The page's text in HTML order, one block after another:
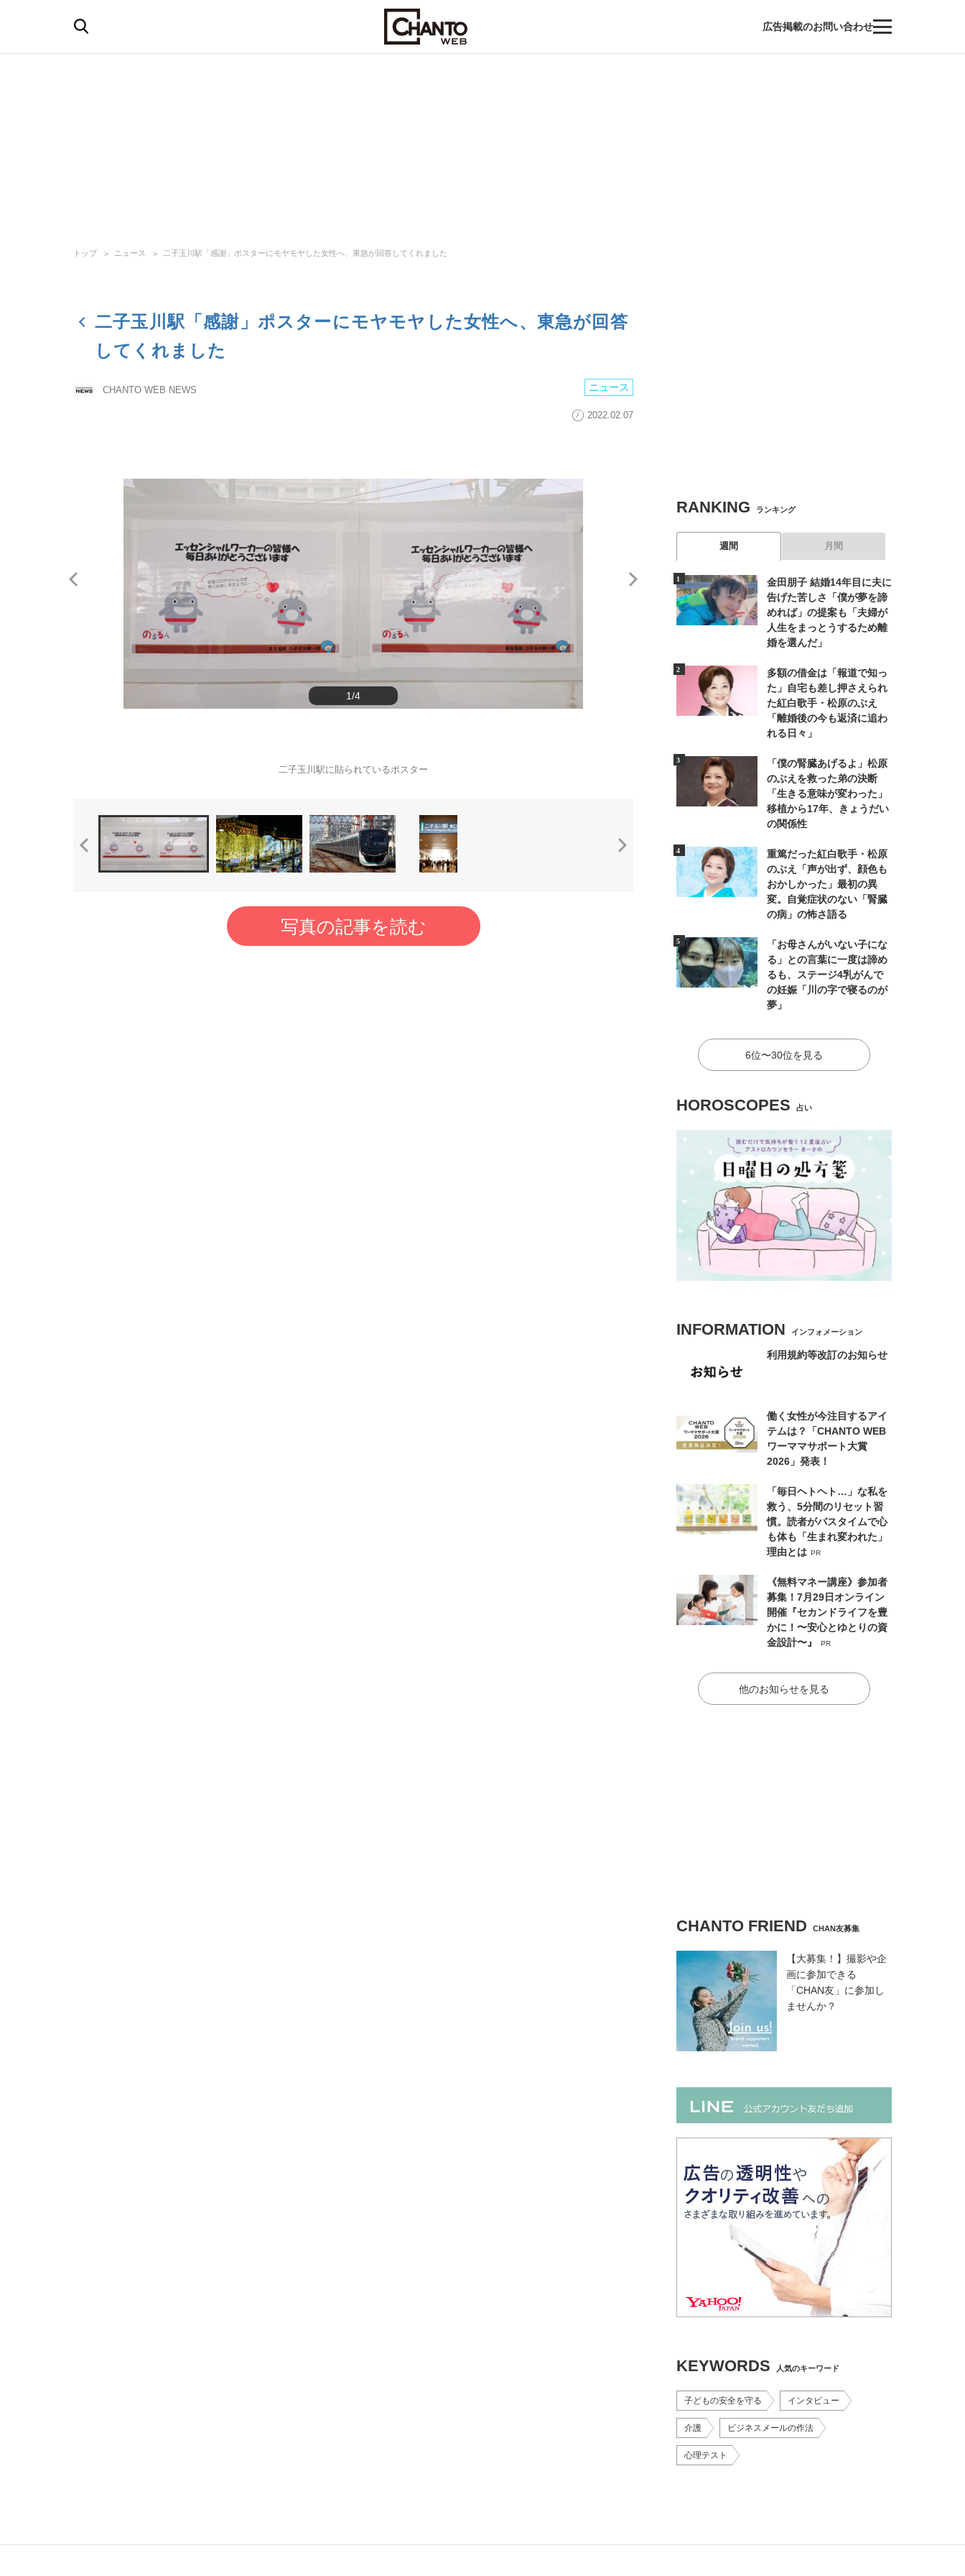
広告掲載のお問い合わせ
トップ ニュース 二子玉川駅「感謝」ポスターにモヤモヤした女性へ、東急が回答してくれました
二子玉川駅「感謝」ポスターにモヤモヤした女性へ、東急が回答
してくれました
CHANTO WEB NEWS ニュース
2022.02.07
1/4
二子玉川駅に貼られているポスター 夜は電飾できらびやかになることもあ
写真の記事を読む
RANKING ランキング
週間 月間
金田朋子 結婚14年目に夫に
告げた苦しさ「僕が夢を諦
めれば」の提案も「夫婦が
人生をまっとうするため離
婚を選んだ」
多額の借金は「報道で知っ
た」自宅も差し押さえられ
た紅白歌手・松原のぶえ
「離婚後の今も返済に追わ
れる日々」
「僕の腎臓あげるよ」松原
のぶえを救った弟の決断
「生きる意味が変わった」
移植から17年、きょうだい
の関係性
重篤だった紅白歌手・松原
のぶえ「声が出ず、顔色も
おかしかった」最初の異
変。自覚症状のない「腎臓
の病」の怖さ語る
「お母さんがいない子にな
る」との言葉に一度は諦め
るも、ステージ4乳がんで
の妊娠「川の字で寝るのが
夢」
6位〜30位を見る
HOROSCOPES 占い
INFORMATION インフォメーション
利用規約等改訂のお知らせ
働く女性が今注目するアイ
テムは？「CHANTO WEB
ワーママサポート大賞
2026」発表！
「毎日ヘトヘト…」な私を
救う、5分間のリセット習
慣。読者がバスタイムで心
も体も「生まれ変われた」
理由とは PR
《無料マネー講座》参加者
募集！7月29日オンライン
開催『セカンドライフを豊
かに！〜安心とゆとりの資
金設計〜』
PR
他のお知らせを見る
CHANTO FRIEND CHAN友募集
【大募集！】撮影や企
画に参加できる
「CHAN友」に参加し
ませんか？
KEYWORDS 人気のキーワード
子どもの安全を守る インタビュー
介護 ビジネスメールの作法
心理テスト